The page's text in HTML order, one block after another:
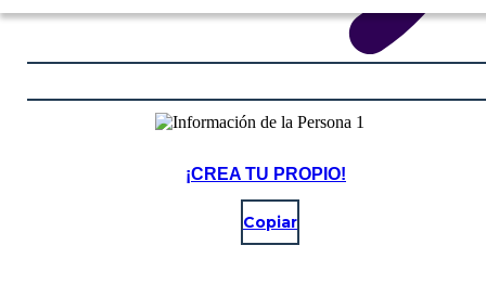
¡CREA TU PROPIO!
Copiar